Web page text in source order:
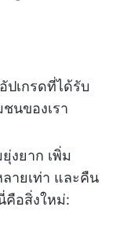
ปเกรดที่ได้รับ
นของเรา
งยาก เพิ่ม
ายเท่า และคืน
อสิ่งใหม่: